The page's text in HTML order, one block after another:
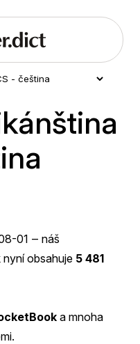
01 ‒ náš
nyní obsahuje 5 481
a mnoha